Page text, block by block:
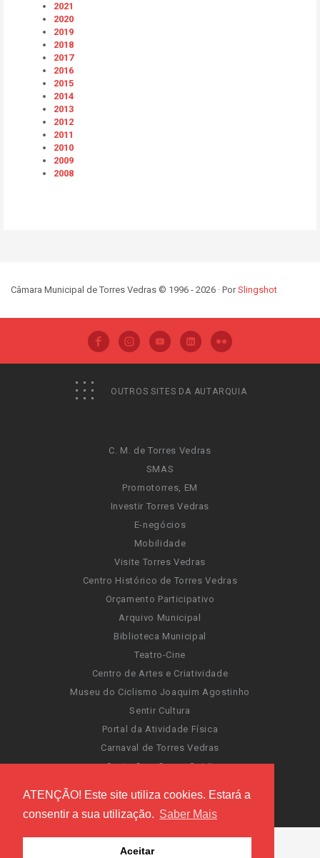
ATENÇÃO! Este site utiliza cookies. Estará a
consentir a sua utilização. Saber Mais
Aceitar
2021
2020
2019
2018
2017
2016
2015
2014
2013
2012
2011
2010
2009
2008
Câmara Municipal de Torres Vedras © 1996 - 2026 · PorSlingshot
OUTROS SITES DA AUTARQUIA
C. M. de Torres Vedras
SMAS
Promotorres, EM
Investir Torres Vedras
E-negócios
Mobilidade
Visite Torres Vedras
Centro Histórico de Torres Vedras
Orçamento Participativo
Arquivo Municipal
Biblioteca Municipal
Teatro-Cine
Centro de Artes e Criatividade
Museu do Ciclismo Joaquim Agostinho
Sentir Cultura
Portal da Atividade Física
Carnaval de Torres Vedras
Santa Cruz Ocean Spirit